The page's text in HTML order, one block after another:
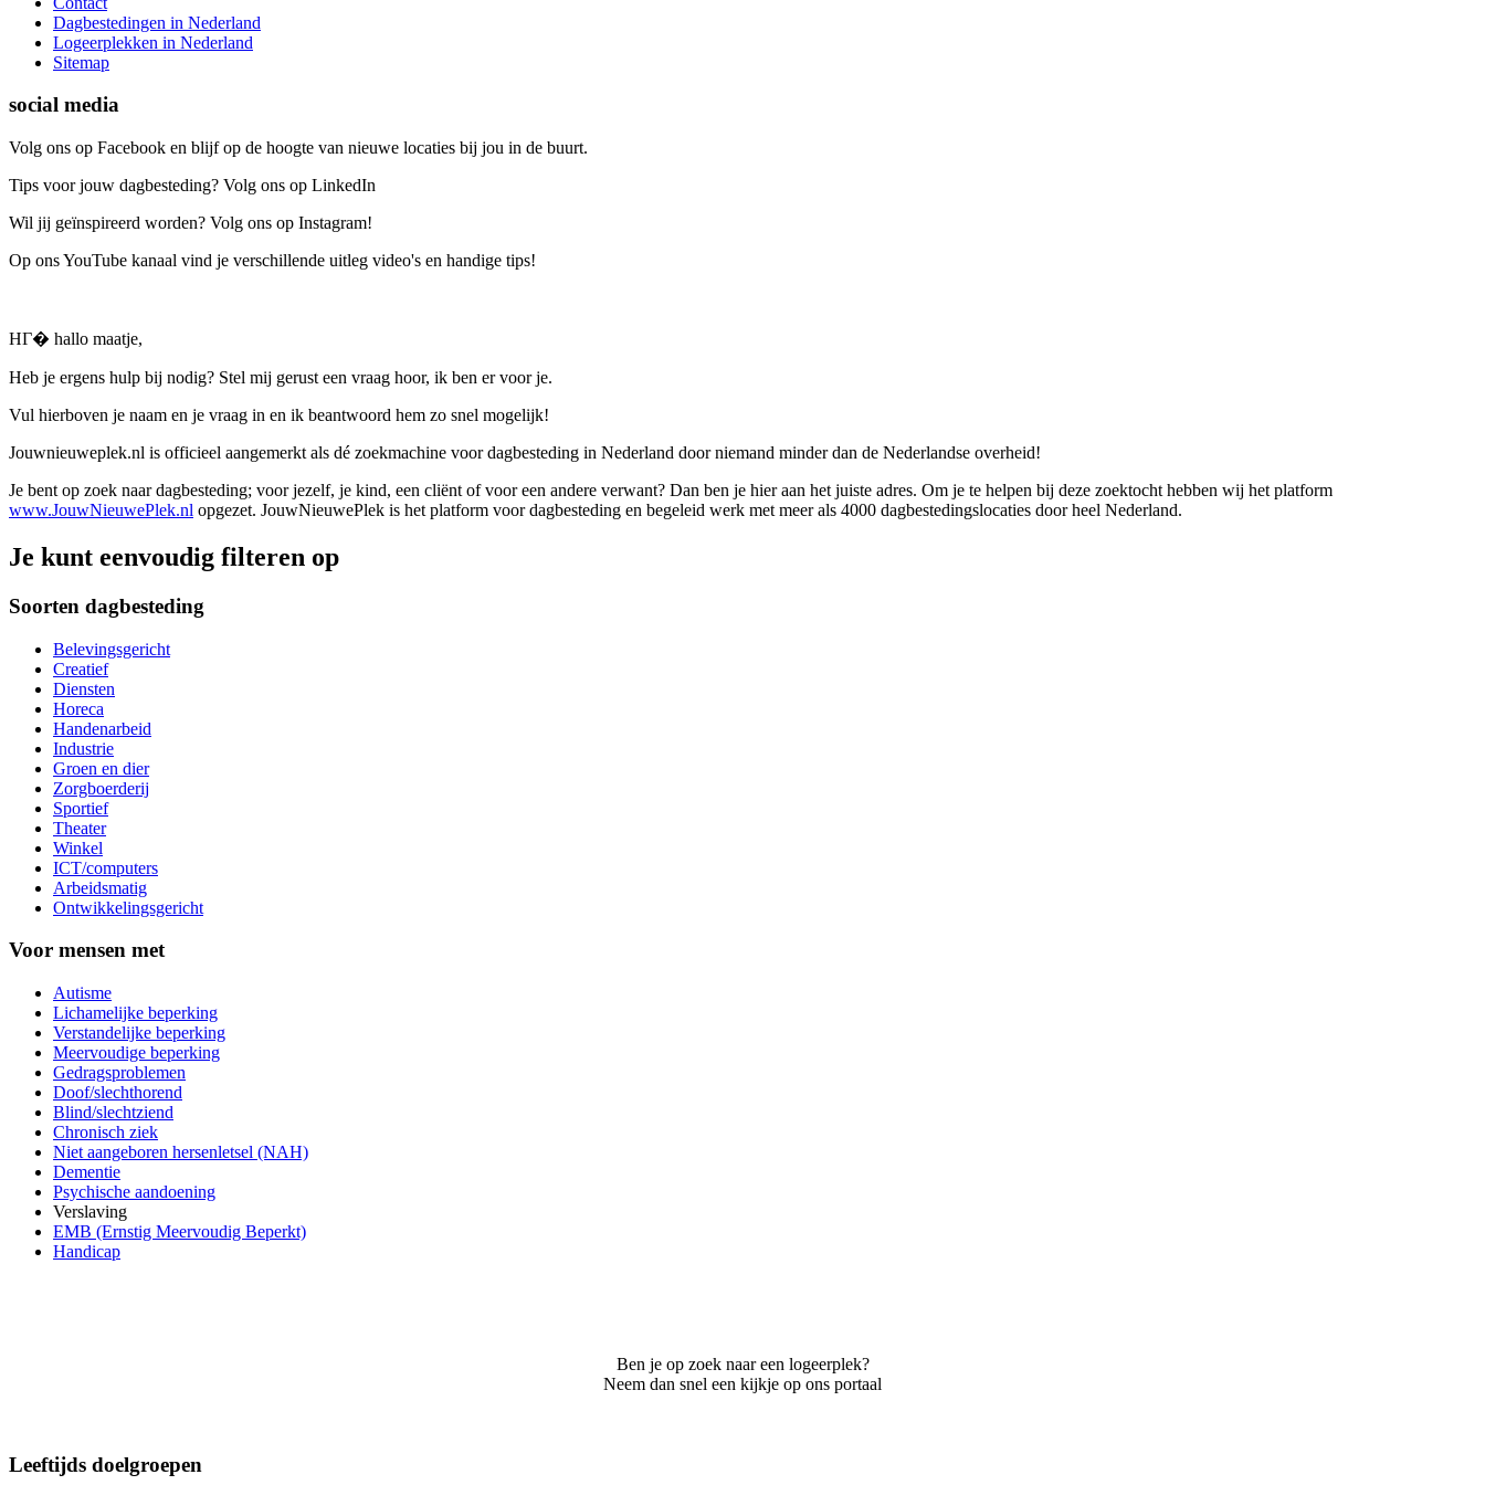
Dagbestedingen in Nederland
Logeerplekken in Nederland
Sitemap
social media
Volg ons op Facebook en blijf op de hoogte van nieuwe locaties bij jou in de buurt.
Tips voor jouw dagbesteding? Volg ons op LinkedIn
Wil jij geïnspireerd worden? Volg ons op Instagram!
Op ons YouTube kanaal vind je verschillende uitleg video's en handige tips!
HГ� hallo maatje,
Heb je ergens hulp bij nodig? Stel mij gerust een vraag hoor, ik ben er voor je.
Vul hierboven je naam en je vraag in en ik beantwoord hem zo snel mogelijk!
Jouwnieuweplek.nl is officieel aangemerkt als dé zoekmachine voor dagbesteding in Nederland door niemand minder dan de Nederlandse overheid!
Je bent op zoek naar dagbesteding; voor jezelf, je kind, een cliënt of voor een andere verwant? Dan ben je hier aan het juiste adres. Om je te helpen bij deze zoektocht hebben wij het platform
www.JouwNieuwePlek.nl opgezet. JouwNieuwePlek is het platform voor dagbesteding en begeleid werk met meer als 4000 dagbestedingslocaties door heel Nederland.
Je kunt eenvoudig filteren op
Soorten dagbesteding
Belevingsgericht
Creatief
Diensten
Horeca
Handenarbeid
Industrie
Groen en dier
Zorgboerderij
Sportief
Theater
Winkel
ICT/computers
Arbeidsmatig
Ontwikkelingsgericht
Voor mensen met
Autisme
Lichamelijke beperking
Verstandelijke beperking
Meervoudige beperking
Gedragsproblemen
Doof/slechthorend
Blind/slechtziend
Chronisch ziek
Niet aangeboren hersenletsel (NAH)
Dementie
Psychische aandoening
Verslaving
EMB (Ernstig Meervoudig Beperkt)
Handicap
Ben je op zoek naar een logeerplek?
Neem dan snel een kijkje op ons portaal
Leeftijds doelgroepen